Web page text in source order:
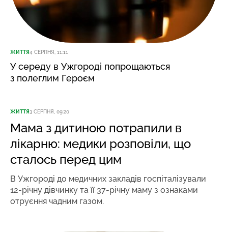
ЖИТТЯ4 СЕРПНЯ, 11:11
У середу в Ужгороді попрощаються
з полеглим Героєм
ЖИТТЯ3 СЕРПНЯ, 09:20
Мама з дитиною потрапили в
лікарню: медики розповіли, що
сталось перед цим
В Ужгороді до медичних закладів госпіталізували
12-річну дівчинку та її 37-річну маму з ознаками
отруєння чадним газом.